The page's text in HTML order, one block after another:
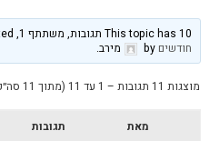
This topic has 10 תגובות, משתתף 1, and was last updated
חודשים by מירב.
מוצגות 11 תגובות – 1 עד 11 (מתוך 11 סה״כ)
מאת
תגובות